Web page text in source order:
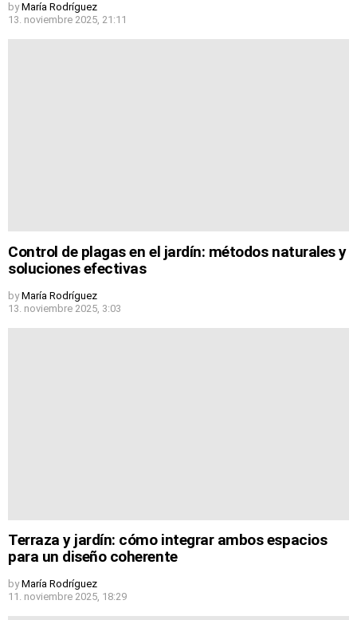
by María Rodríguez
13. noviembre 2025, 21:11
Control de plagas en el jardín: métodos naturales y
soluciones efectivas
by María Rodríguez
13. noviembre 2025, 3:03
Terraza y jardín: cómo integrar ambos espacios
para un diseño coherente
by María Rodríguez
11. noviembre 2025, 18:29